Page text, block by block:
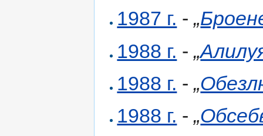
1987 г. -„
1988 г. -„
1988 г. -„
1988 г. -„